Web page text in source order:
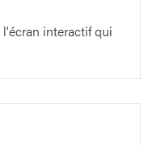
interactif qui